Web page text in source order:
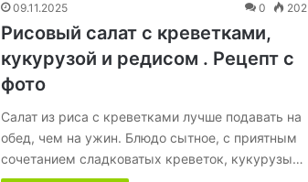
09.11.2025 0 202
Рисовый салат с креветками,
кукурузой и редисом . Рецепт с
фото
Салат из риса с креветками лучше подавать на
обед, чем на ужин. Блюдо сытное, с приятным
сочетанием сладковатых креветок, кукурузы…